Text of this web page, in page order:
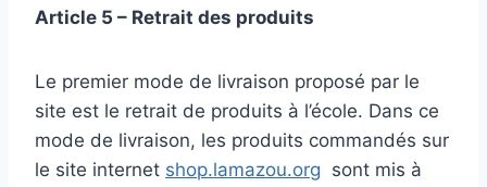
Article 5 – Retrait des produits
Le premier mode de livraison proposé par le
site est le retrait de produits à l’école. Dans ce
mode de livraison, les produits commandés sur
le site internet shop.lamazou.org sont mis à